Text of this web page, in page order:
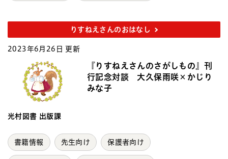
りすねえさんのおはなし
2023年6月26日 更新
『りすねえさんのさがしもの』刊
行記念対談 大久保雨咲×かじり
みな子
光村図書 出版課
書籍情報 先生向け 保護者向け